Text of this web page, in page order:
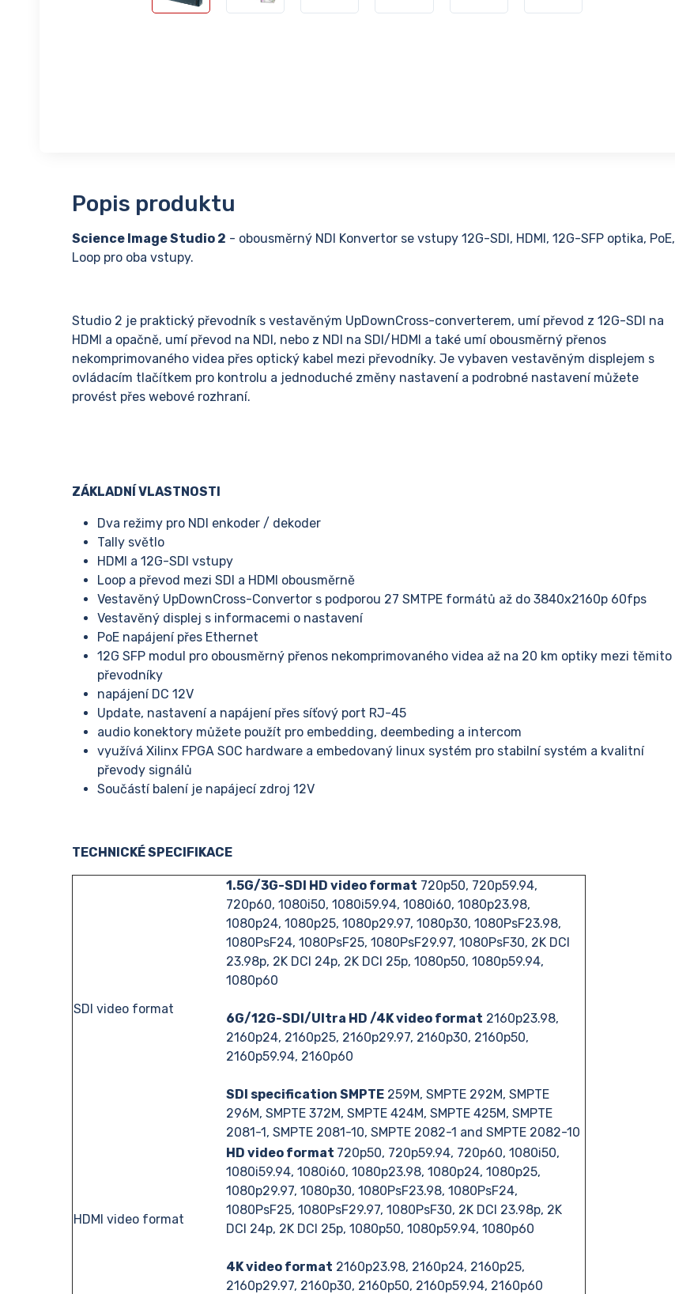
Popis produktu
Science Image Studio 2 - obousměrný NDI Konvertor se vstupy 12G-SDI, HDMI, 12G-SFP optika, PoE,
Loop pro oba vstupy.
Studio 2 je praktický převodník s vestavěným UpDownCross-converterem, umí převod z 12G-SDI na
HDMI a opačně, umí převod na NDI, nebo z NDI na SDI/HDMI a také umí obousměrný přenos
nekomprimovaného videa přes optický kabel mezi převodníky. Je vybaven vestavěným displejem s
ovládacím tlačítkem pro kontrolu a jednoduché změny nastavení a podrobné nastavení můžete
provést přes webové rozhraní.
ZÁKLADNÍ VLASTNOSTI
Dva režimy pro NDI enkoder / dekoder
Tally světlo
HDMI a 12G-SDI vstupy
Loop a převod mezi SDI a HDMI obousměrně
Vestavěný UpDownCross-Convertor s podporou 27 SMTPE formátů až do 3840x2160p 60fps
Vestavěný displej s informacemi o nastavení
PoE napájení přes Ethernet
12G SFP modul pro obousměrný přenos nekomprimovaného videa až na 20 km optiky mezi těmito
převodníky
napájení DC 12V
Update, nastavení a napájení přes síťový port RJ-45
audio konektory můžete použít pro embedding, deembeding a intercom
využívá Xilinx FPGA SOC hardware a embedovaný linux systém pro stabilní systém a kvalitní
převody signálů
Součástí balení je napájecí zdroj 12V
TECHNICKÉ SPECIFIKACE
SDI video format
1.5G/3G-SDI HD video format 720p50, 720p59.94,
720p60, 1080i50, 1080i59.94, 1080i60, 1080p23.98,
1080p24, 1080p25, 1080p29.97, 1080p30, 1080PsF23.98,
1080PsF24, 1080PsF25, 1080PsF29.97, 1080PsF30, 2K DCI
23.98p, 2K DCI 24p, 2K DCI 25p, 1080p50, 1080p59.94,
1080p60
6G/12G-SDI/Ultra HD /4K video format 2160p23.98,
2160p24, 2160p25, 2160p29.97, 2160p30, 2160p50,
2160p59.94, 2160p60
SDI specification SMPTE 259M, SMPTE 292M, SMPTE
296M, SMPTE 372M, SMPTE 424M, SMPTE 425M, SMPTE
2081-1, SMPTE 2081-10, SMPTE 2082-1 and SMPTE 2082-10
HDMI video format
HD video format 720p50, 720p59.94, 720p60, 1080i50,
1080i59.94, 1080i60, 1080p23.98, 1080p24, 1080p25,
1080p29.97, 1080p30, 1080PsF23.98, 1080PsF24,
1080PsF25, 1080PsF29.97, 1080PsF30, 2K DCI 23.98p, 2K
DCI 24p, 2K DCI 25p, 1080p50, 1080p59.94, 1080p60
4K video format 2160p23.98, 2160p24, 2160p25,
2160p29.97, 2160p30, 2160p50, 2160p59.94, 2160p60